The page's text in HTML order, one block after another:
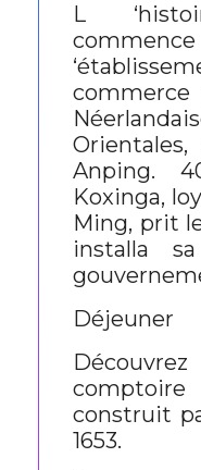
L
Orientales,
Anping.
Koxinga,
Ming, prit
installa
Déjeuner
construit
1653.